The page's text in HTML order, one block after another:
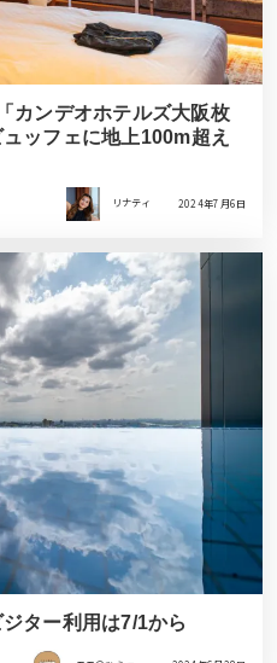
カンデオホテルズ大阪枚
ッフェに地上100m超え
リナティ 2024年7月6日
ター利用は7/1から